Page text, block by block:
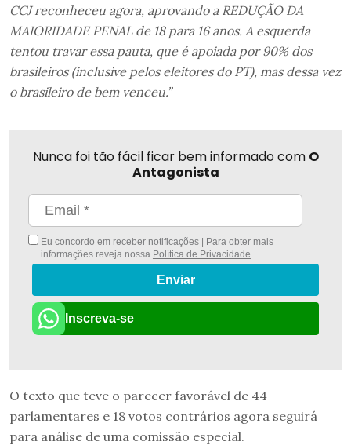
CCJ reconheceu agora, aprovando a REDUÇÃO DA
MAIORIDADE PENAL de 18 para 16 anos. A esquerda
tentou travar essa pauta, que é apoiada por 90% dos
brasileiros (inclusive pelos eleitores do PT), mas dessa vez
o brasileiro de bem venceu.”
Nunca foi tão fácil ficar bem informado com O
Antagonista
Eu concordo em receber notificações | Para obter mais
informações reveja nossa Política de Privacidade.
Enviar
Inscreva-se
O texto que teve o parecer favorável de 44
parlamentares e 18 votos contrários agora seguirá
para análise de uma comissão especial.